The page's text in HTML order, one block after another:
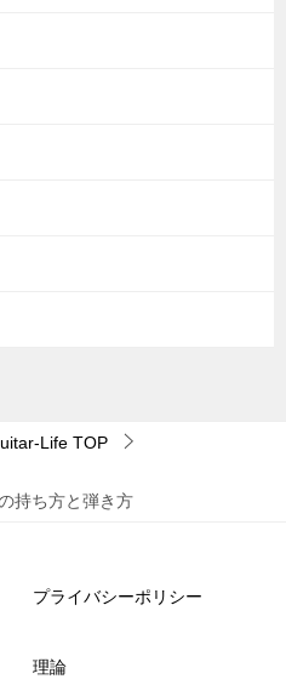
Life TOP
持ち方と弾き方
プライバシーポリシー
理論